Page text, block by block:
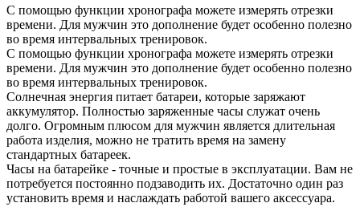
С помощью функции хронографа можете измерять отрезки
времени. Для мужчин это дополнение будет особенно полезно
во время интервальных тренировок.
С помощью функции хронографа можете измерять отрезки
времени. Для мужчин это дополнение будет особенно полезно
во время интервальных тренировок.
Солнечная энергия питает батареи, которые заряжают
аккумулятор. Полностью заряженные часы служат очень
долго. Огромным плюсом для мужчин является длительная
работа изделия, можно не тратить время на замену
стандартных батареек.
Часы на батарейке - точные и простые в эксплуатации. Вам не
потребуется постоянно подзаводить их. Достаточно один раз
установить время и наслаждать работой вашего аксессуара.